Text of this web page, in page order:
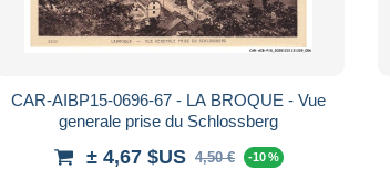
CAR-AIBP15-0696-67 - LA BROQUE - Vue
generale prise du Schlossberg
± 4,67 $US 4,50 € -10 %